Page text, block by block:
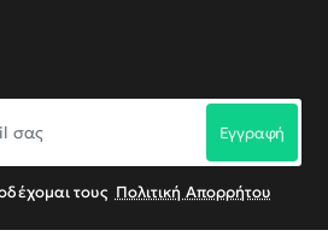
Εγγραφή
τους Πολιτική Απορρήτου